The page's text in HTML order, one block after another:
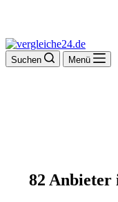
Suchen Menü
82 Anbieter